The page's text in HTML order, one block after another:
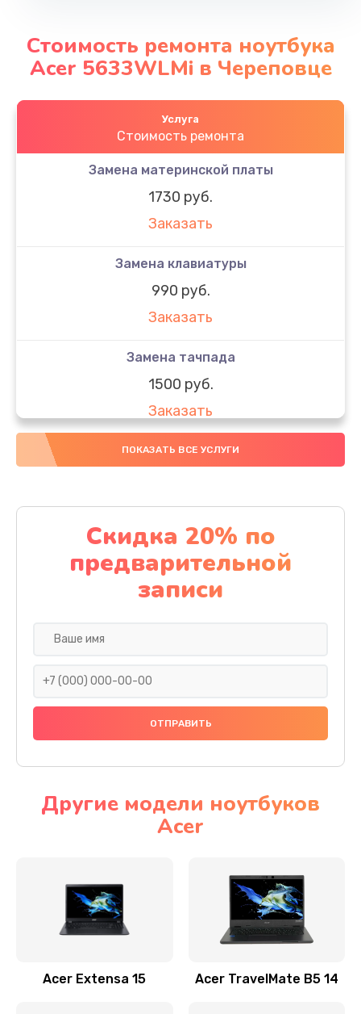
Стоимость ремонта ноутбука
Acer 5633WLMi в Череповце
Услуга
Стоимость ремонта
Замена материнской платы
1730 руб.
Заказать
Замена клавиатуры
990 руб.
Заказать
Замена тачпада
1500 руб.
Заказать
Замена южного моста
Заказать
Чистка от пыли
1060 руб.
Заказать
Ремонт подсветки
Настройка BIOS
Замена видеочипа
Заказать
ПОКАЗАТЬ ВСЕ УСЛУГИ
Скидка 20% по
предварительной
записи
Другие модели ноутбуков
Acer
Acer Extensa 15 Acer TravelMate B5 14